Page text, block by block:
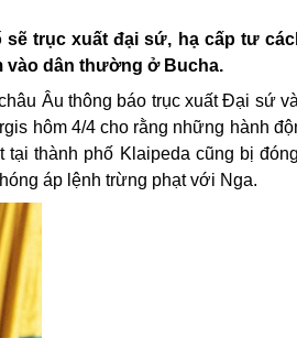
trục xuất đại sứ, hạ cấp tư
vào dân thường ở Bucha.
Âu thông báo trục xuất Đại sứ
hôm 4/4 cho rằng những hành
thành phố Klaipeda cũng bị
áp lệnh trừng phạt với Nga.